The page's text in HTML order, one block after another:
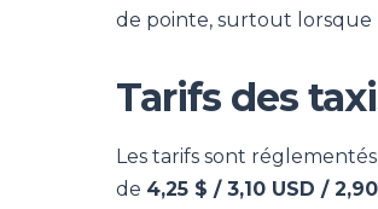
de pointe, surtout lorsque
Tarifs des
Les tarifs sont
de 4,25 $ / 3,10 USD /